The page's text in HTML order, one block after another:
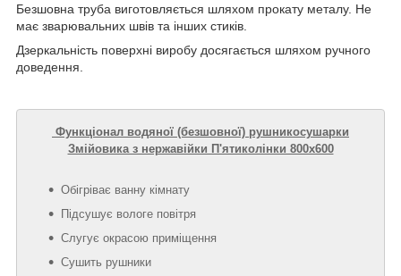
Безшовна труба виготовляється шляхом прокату металу. Не
має зварювальних швів та інших стиків.
Дзеркальність поверхні виробу досягається шляхом ручного
доведення.
Функціонал водяної (безшовної) рушникосушарки
Змійовика з нержавійки П'ятиколінки 800х600
Обігріває ванну кімнату
Підсушує вологе повітря
Слугує окрасою приміщення
Сушить рушники